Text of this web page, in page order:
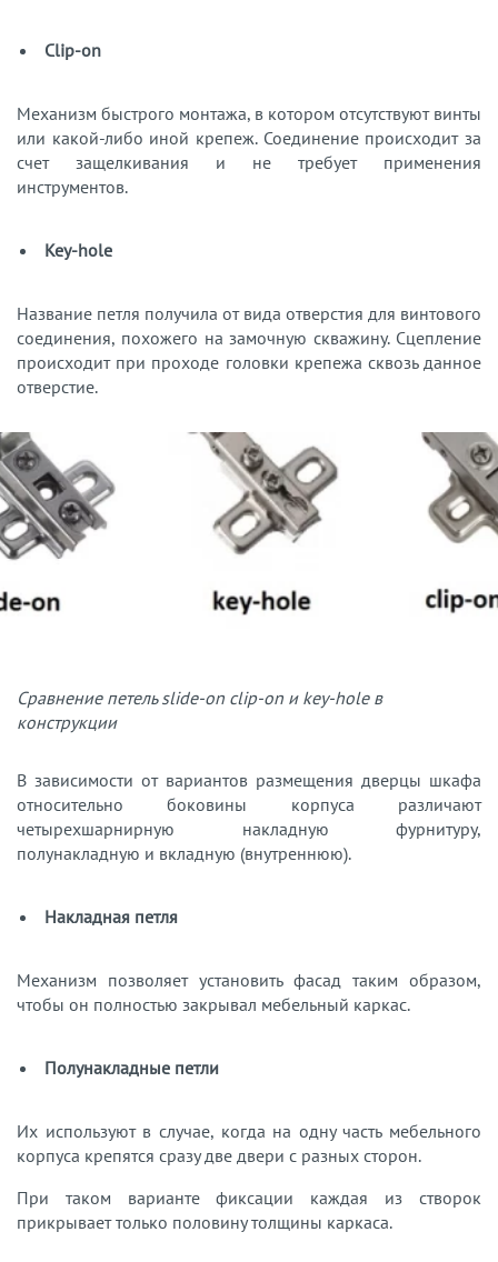
Clip-on
Механизм быстрого монтажа, в котором отсутствуют винты
или какой-либо иной крепеж. Соединение происходит за
счет защелкивания и не требует применения
инструментов.
Key-hole
Название петля получила от вида отверстия для винтового
соединения, похожего на замочную скважину. Сцепление
происходит при проходе головки крепежа сквозь данное
отверстие.
Сравнение петель slide-on clip-on и key-hole в
конструкции
В зависимости от вариантов размещения дверцы шкафа
относительно боковины корпуса различают
четырехшарнирную накладную фурнитуру,
полунакладную и вкладную (внутреннюю).
Накладная петля
Механизм позволяет установить фасад таким образом,
чтобы он полностью закрывал мебельный каркас.
Полунакладные петли
Их используют в случае, когда на одну часть мебельного
корпуса крепятся сразу две двери с разных сторон.
При таком варианте фиксации каждая из створок
прикрывает только половину толщины каркаса.